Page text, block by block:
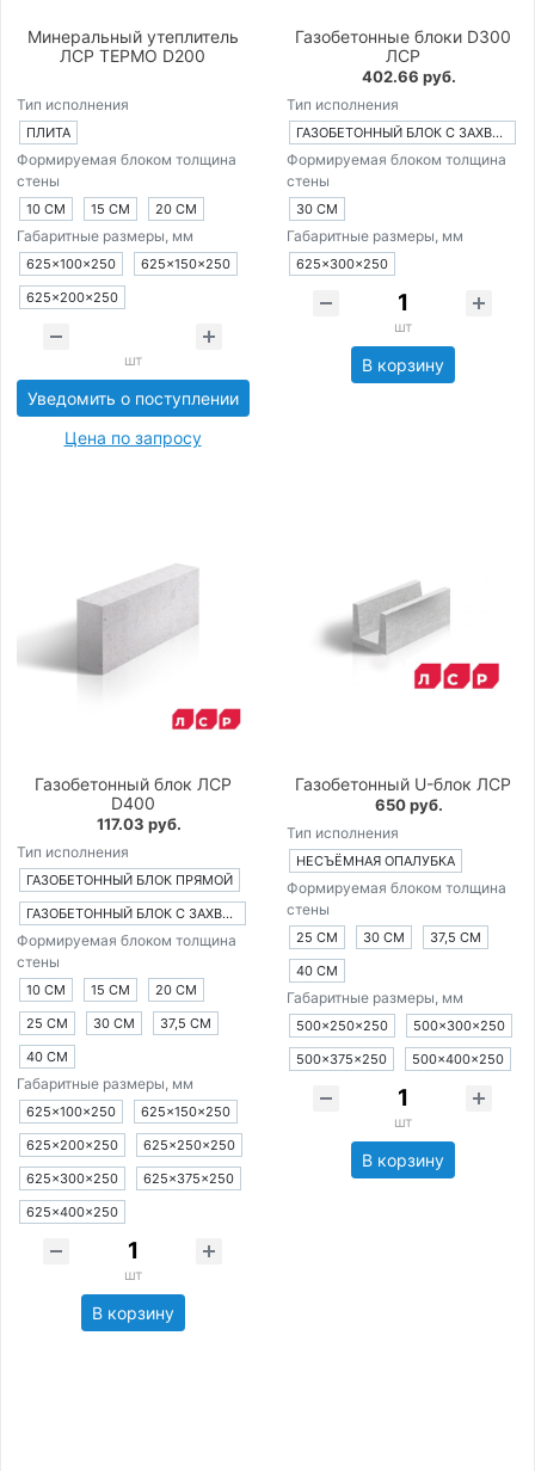
Минеральный утеплитель
ЛСР ТЕРМО D200
Тип исполнения
ПЛИТА
Формируемая блоком толщина
стены
10 СМ 15 СМ 20 СМ
Габаритные размеры, мм
625×100×250
625×150×250
625×200×250
шт
Уведомить о поступлении
Цена по запросу
Газобетонные блоки D300
ЛСР
402.66 руб.
Тип исполнения
ГАЗОБЕТОННЫЙ БЛОК С ЗАХВАТАМИ
Формируемая блоком толщина
стены
30 СМ
Габаритные размеры, мм
625×300×250
шт
В корзину
Газобетонный блок ЛСР
D400
117.03 руб.
Тип исполнения
ГАЗОБЕТОННЫЙ БЛОК ПРЯМОЙ
ГАЗОБЕТОННЫЙ БЛОК С ЗАХВАТАМИ
Формируемая блоком толщина
стены
10 СМ 15 СМ
20 СМ
25 СМ
30 СМ
37,5 СМ
40 СМ
Габаритные размеры, мм
625×100×250
625×150×250
625×200×250
625×250×250
625×300×250
625×375×250
625×400×250
шт
В корзину
Газобетонный U-блок ЛСР
650 руб.
Тип исполнения
НЕСЪЁМНАЯ ОПАЛУБКА
Формируемая блоком толщина
стены
25 СМ 30 СМ
37,5 СМ
40 СМ
Габаритные размеры, мм
500×250×250
500×300×250
500×375×250
500×400×250
шт
В корзину